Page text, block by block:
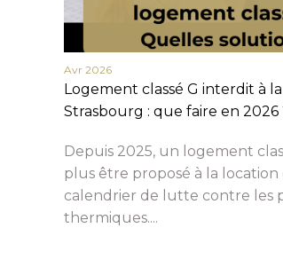
Avr 2026
Logement classé G interdit à
Strasbourg : que faire en 2026
Depuis 2025, un logement
plus être proposé à la location
calendrier de lutte contre les
thermiques....